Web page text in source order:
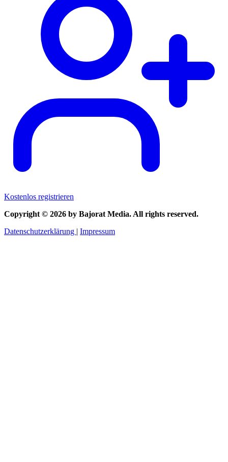
Kostenlos registrieren
Copyright © 2026 by Bajorat Media. All rights reserved.
Datenschutzerklärung | Impressum